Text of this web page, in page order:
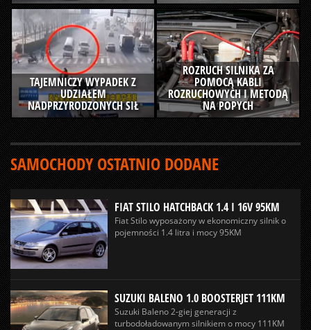
TAJEMNICZY WYPADEK Z
UDZIAŁEM
NADPRZYRODZONYCH SIŁ
ROZRUCH SILNIKA ZA
POMOCĄ KABLI
ROZRUCHOWYCH I METODĄ
NA POPYCH
SAMOCHODY OSTATNIO DODANE
FIAT STILO HATCHBACK 1.4 I 16V 95KM
Fiat Stilo wyposażony w ekonomiczny silnik o
pojemności 1.4 litra i mocy 95KM
SUZUKI BALENO 1.0 BOOSTERJET 111KM
Suzuki Baleno 2-giej generacji z
turbodoładowanym silnikiem o mocy 111KM